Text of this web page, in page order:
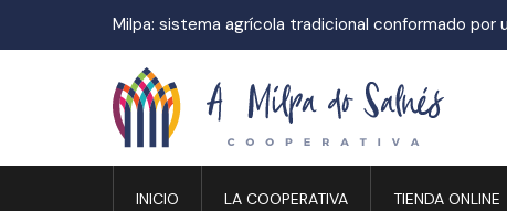
Milpa: sistema agrícola tradicional conformado por
INICIO LA COOPERATIVA TIENDA ONLINE